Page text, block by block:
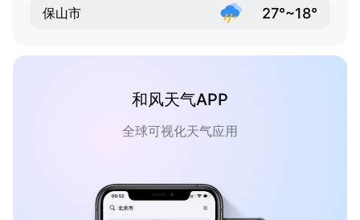
保山市 27°~18°
和风天气APP
全球可视化天气应用